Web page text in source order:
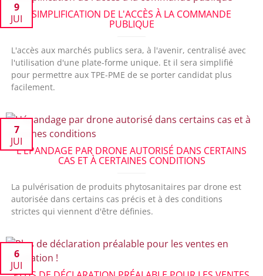
SIMPLIFICATION DE L'ACCÈS À LA COMMANDE
PUBLIQUE
9
JUI
L'accès aux marchés publics sera, à l'avenir, centralisé avec
l'utilisation d'une plate-forme unique. Et il sera simplifié
pour permettre aux TPE-PME de se porter candidat plus
facilement.
L'ÉPANDAGE PAR DRONE AUTORISÉ DANS CERTAINS
CAS ET À CERTAINES CONDITIONS
7
JUI
La pulvérisation de produits phytosanitaires par drone est
autorisée dans certains cas précis et à des conditions
strictes qui viennent d'être définies.
6
JUI